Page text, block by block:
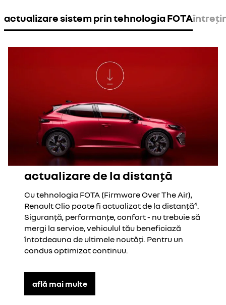
actualizare sistem prin tehnologia FOTA
actualizare de la distanță
Cu tehnologia FOTA (Firmware Over The Air),
Renault Clio poate fi actualizat de la distanță⁴.
Siguranță, performanțe, confort - nu trebuie să
mergi la service, vehiculul tău beneficiază
întotdeauna de ultimele noutăți. Pentru un
condus optimizat continuu.
află mai multe